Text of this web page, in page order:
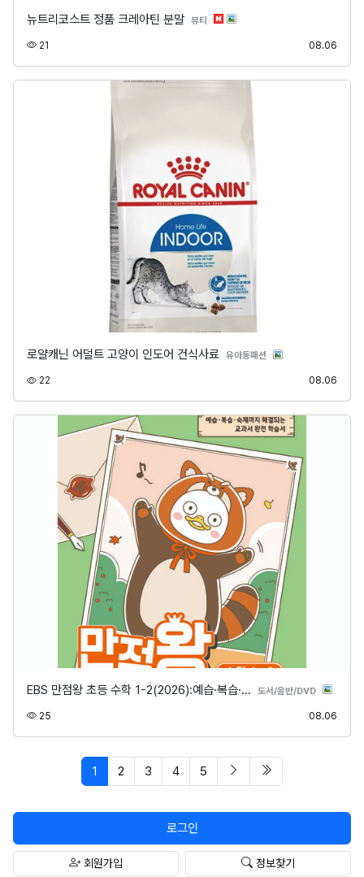
뉴트리코스트 정품 크레아틴 분말 뷰티 분류
21 08.06
로얄캐닌 어덜트 고양이 인도어 건식사료 유아동패션 분류
22 08.06
EBS 만점왕 초등 수학 1-2(2026):예습·복습·… 도서/음반/DVD분류
25 08.06
1 페이지 현재
2 3 4 5 다음 페이지
로그인
회원가입 정보찾기